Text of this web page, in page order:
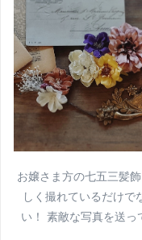
お嬢さま方の七五三髪
しく撮れているだけで
い！ 素敵な写真を送っ